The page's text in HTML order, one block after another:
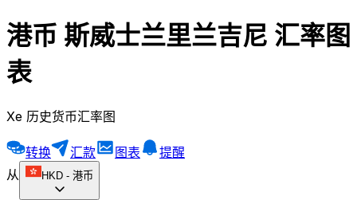
港币 斯威士兰里兰吉尼 汇率图
表
Xe 历史货币汇率图
转换 汇款 图表
提醒
从
HKD - 港币